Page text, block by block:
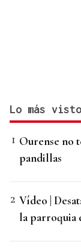
Lo más visto
Ourense no
pandillas
Vídeo |
la parroquia